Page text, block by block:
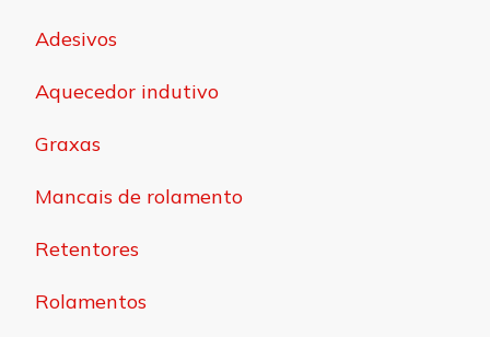
Adesivos
Aquecedor indutivo
Graxas
Mancais de rolamento
Retentores
Rolamentos